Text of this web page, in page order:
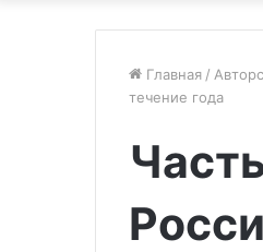
Главная /
течение года